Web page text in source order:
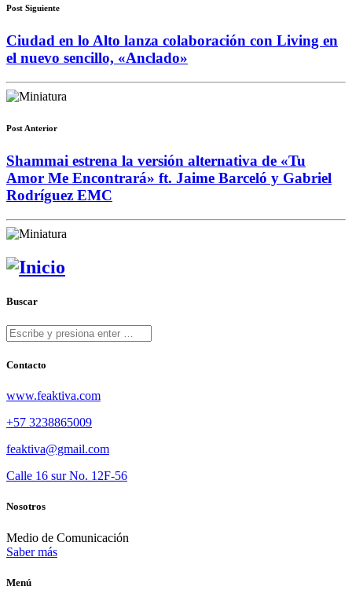
Post Siguiente
Ciudad en lo Alto lanza colaboración con Living en
el nuevo sencillo, «Anclado»
Post Anterior
Shammai estrena la versión alternativa de «Tu
Amor Me Encontrará» ft. Jaime Barceló y Gabriel
Rodríguez EMC
Buscar
Contacto
www.feaktiva.com
+57 3238865009
feaktiva@gmail.com
Calle 16 sur No. 12F-56
Nosotros
Medio de Comunicación
Saber más
Menú